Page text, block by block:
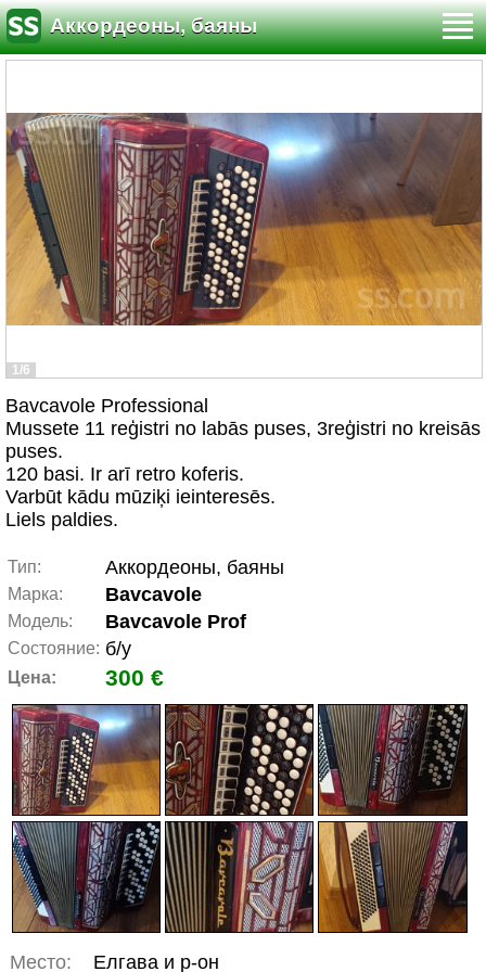
Аккордеоны, баяны
1/6
Bavcavole Professional
Mussete 11 reģistri no labās puses, 3reģistri no kreisās
puses.
120 basi. Ir arī retro koferis.
Varbūt kādu mūziķi ieinteresēs.
Liels paldies.
Тип: Аккордеоны, баяны
Марка: Bavcavole
Модель: Bavcavole Prof
Состояние: б/у
Цена: 300 €
Место: Елгава и р-он